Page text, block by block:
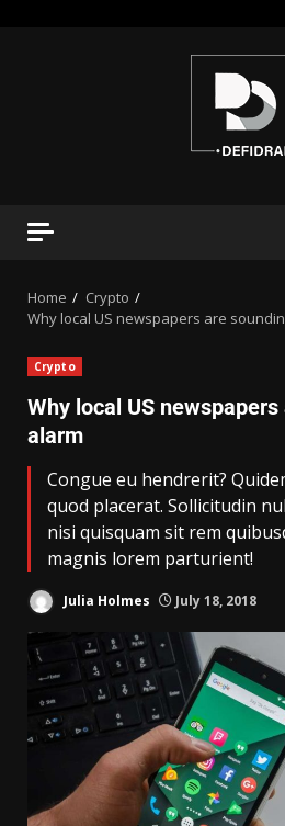
Home
Crypto
Why local US newspapers are
Crypto
Why local US
alarm
Congue eu hendrerit?
quod placerat. Sollicitudin
nisi quisquam sit rem
magnis lorem parturient!
Julia Holmes July 18, 2018